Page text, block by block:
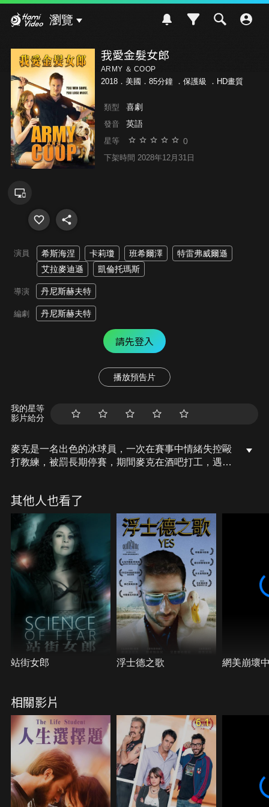
瀏覽
我愛金髮女郎
ARMY ＆ COOP
2018．美國．85分鐘 ． 保護級 ．HD畫質
類型 喜劇
發音 英語
星等 0
下架時間 2028年12月31日
演員 希斯海涅 卡莉瓊 班希爾澤
特雷弗威爾遜
艾拉麥迪遜
凱倫托瑪斯
導演 丹尼斯赫夫特
編劇 丹尼斯赫夫特
請先登入
播放預告片
我的星等
影片給分
麥克是一名出色的冰球員，一次在賽事中情緒失控毆
打教練，被罰長期停賽，期間麥克在酒吧打工，遇到
同時，麥克的前女友宣布要與麥克極其厭惡的人訂
婚，就在這麼混亂的一天，麥克經歷了很多情緒，最
後迎來了大家意想不到的變化大結局。
其他人也看了
站街女郎 浮士德之歌 網美崩壞
相關影片
6.1